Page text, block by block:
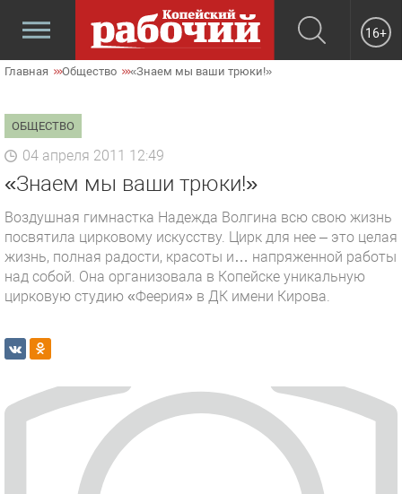
16+
Главная Общество «Знаем мы ваши трюки!»
ОБЩЕСТВО
04 апреля 2011 12:49
«Знаем мы ваши трюки!»
Воздушная гимнастка Надежда Волгина всю свою жизнь
посвятила цирковому искусству. Цирк для нее – это целая
жизнь, полная радости, красоты и… напряженной работы
над собой. Она организовала в Копейске уникальную
цирковую студию «Феерия» в ДК имени Кирова.